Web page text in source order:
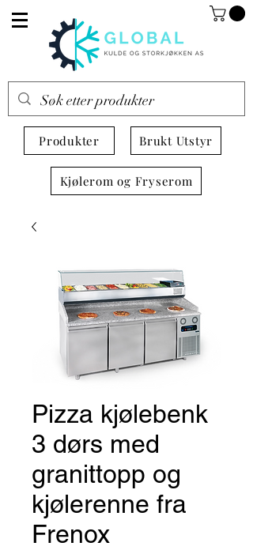
Produkter Brukt Utstyr
Kjølerom og Fryserom
Pizza kjølebenk
3 dørs med
granittopp og
kjølerenne fra
Frenox